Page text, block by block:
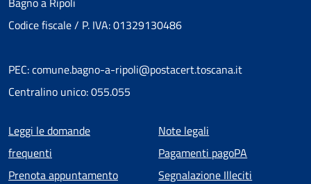
Codice fiscale / P. IVA: 01329130486
PEC: comune.bagno-a-ripoli@postacert.toscana.it
Centralino unico: 055.055
Menu piè di pagina
Leggi le domande
frequenti
Prenota appuntamento
Note legali
Pagamenti pagoPA
Segnalazione Illeciti